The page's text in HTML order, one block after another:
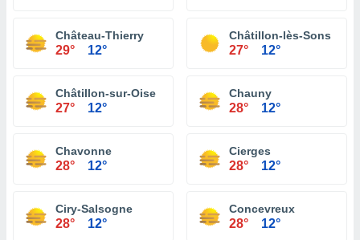
Château-Thierry
29° 12°
Châtillon-lès-Sons
27° 12°
Châtillon-sur-Oise
27° 12°
Chauny
28° 12°
Chavonne
28° 12°
Cierges
28° 12°
Ciry-Salsogne
28° 12°
Concevreux
28° 12°